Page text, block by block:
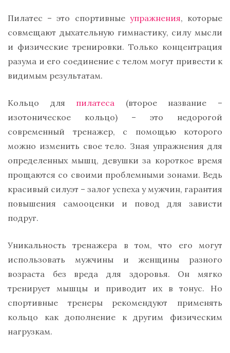
Пилатес – это спортивные упражнения, которые
совмещают дыхательную гимнастику, силу мысли
и физические тренировки. Только концентрация
разума и его соединение с телом могут привести к
видимым результатам.
Кольцо для пилатеса (второе название –
изотоническое кольцо) – это недорогой
современный тренажер, с помощью которого
можно изменить свое тело. Зная упражнения для
определенных мышц, девушки за короткое время
прощаются со своими проблемными зонами. Ведь
красивый силуэт – залог успеха у мужчин, гарантия
повышения самооценки и повод для зависти
подруг.
Уникальность тренажера в том, что его могут
использовать мужчины и женщины разного
возраста без вреда для здоровья. Он мягко
тренирует мышцы и приводит их в тонус. Но
спортивные тренеры рекомендуют применять
кольцо как дополнение к другим физическим
нагрузкам.